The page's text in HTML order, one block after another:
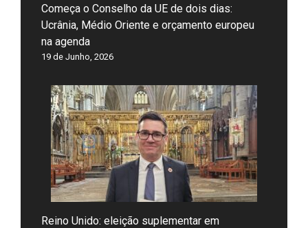
Começa o Conselho da UE de dois dias:
Ucrânia, Médio Oriente e orçamento europeu
na agenda
19 de Junho, 2026
Reino Unido: eleição suplementar em